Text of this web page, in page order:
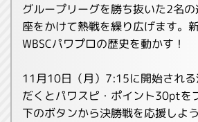
グループリーグを勝ち抜いた2名
座をかけて熱戦を繰り広げます。
WBSCパワプロの歴史を動かす！
11月10日（月）7:15に開始され
だくとパワスピ・ポイント30ptを
下のボタンから決勝戦を応援しよう